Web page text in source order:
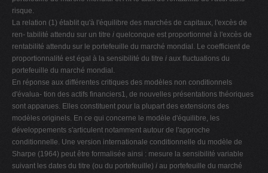
risque.
La relation (1) établit qu'à l'équilibre des marchés de capitaux, l'excès de
ren- tabilité attendu sur un titre i quelconque est proportionnel à l'excès de
rentabilité attendu sur le portefeuille du marché mondial. Le coefficient de
proportionnalité est égal à la sensibilité du titre i aux fluctuations du
portefeuille du marché mondial.
En réponse aux différentes critiques des modèles non conditionnels
d'évalua- tion des actifs financiers1, de nouvelles présentations théoriques
sont apparues. Elles constituent pour la plupart des extensions des
modèles originels. En ce qui concerne le modèle d'équilibre, les
développements s'articulent notamment autour de l'approche
conditionnelle. Une version internationale conditionnelle du modèle de
Sharpe (1964) peut être formalisée ainsi : mesure la sensibilité variable
suivant les dates du titre (ou du portefeuille) i au portefeuille du marché